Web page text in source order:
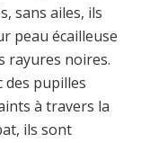
sans ailes, ils
peau écailleuse
rayures noires.
des pupilles
à travers la
ils sont